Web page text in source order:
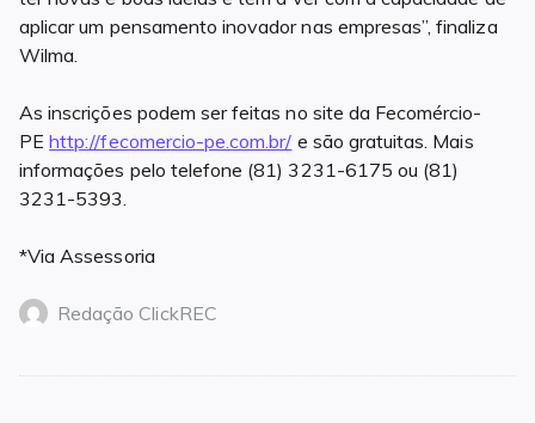
aplicar um pensamento inovador nas empresas”, finaliza
Wilma.
As inscrições podem ser feitas no site da Fecomércio-
PEhttp://fecomercio-pe.com.br/ e são gratuitas. Mais
informações pelo telefone (81) 3231-6175 ou (81)
3231-5393.
*Via Assessoria
Redação ClickREC